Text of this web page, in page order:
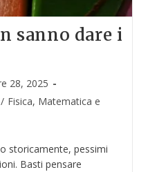
sanno dare i
28, 2025
/ Fisica, Matematica e
storicamente, pessimi
Basti pensare